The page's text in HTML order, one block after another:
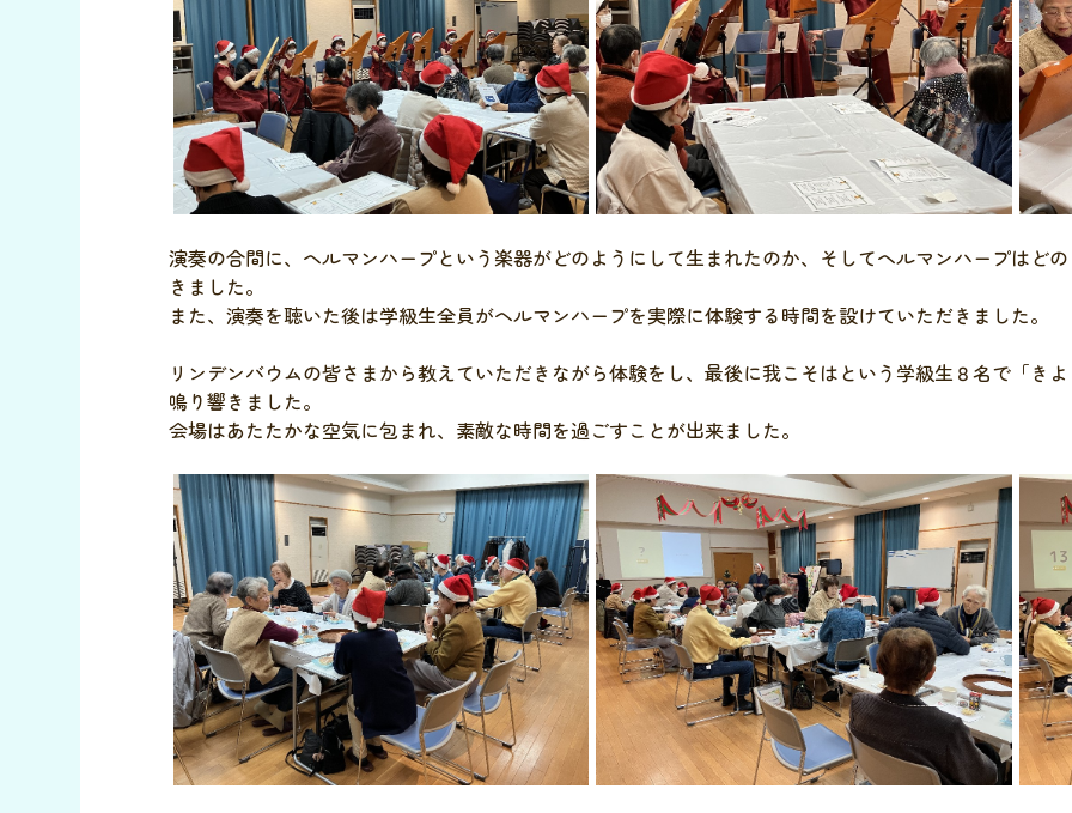
演奏の合間に、ヘルマンハープという楽器がどのようにして生まれたのか、そしてヘルマンハープはど
きました。
また、演奏を聴いた後は学級生全員がヘルマンハープを実際に体験する時間を設けていただきました。
リンデンバウムの皆さまから教えていただきながら体験をし、最後に我こそはという学級生８名で「き
鳴り響きました。
会場はあたたかな空気に包まれ、素敵な時間を過ごすことが出来ました。